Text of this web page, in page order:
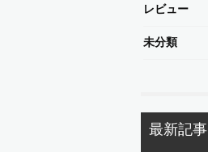
レビュー
未分類
最新記事